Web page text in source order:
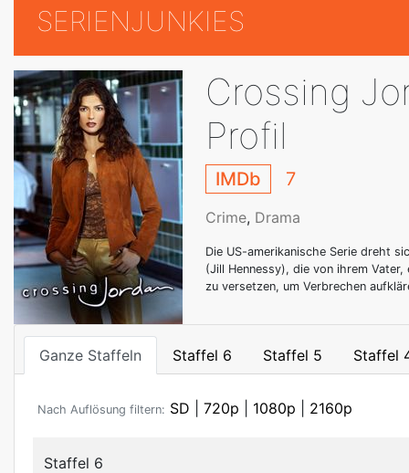
SERIENJUNKIES
Crossing
Profil
IMDb 7
Crime, Drama
Die US-amerikanische Serie dreht
(Jill Hennessy), die von ihrem
zu versetzen, um Verbrechen
Ganze Staffeln Staffel 6 Staffel 5 Staffel
Nach Auflösung filtern: SD 720p 1080p 2160p
Staffel 6